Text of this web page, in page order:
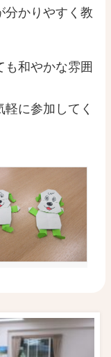
分かりやすく教
和やかな雰囲
に参加してく